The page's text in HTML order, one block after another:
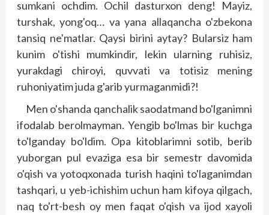
sumkani ochdim. Ochil dasturxon deng! Mayiz,
turshak, yong'oq… va yana allaqancha o'zbekona
tansiq ne'matlar. Qaysi birini aytay? Bularsiz ham
kunim o'tishi mumkindir, lekin ularning ruhisiz,
yurakdagi chiroyi, quvvati va totisiz mening
ruhoniyatim juda g'arib yurmaganmidi?!
Men o'shanda qanchalik saodatmand bo'lganimni
ifodalab berolmayman. Yengib bo'lmas bir kuchga
to'lganday bo'ldim. Opa kitoblarimni sotib, berib
yuborgan pul evaziga esa bir semestr davomida
o'qish va yotoqxonada turish haqini to'laganimdan
tashqari, u yeb-ichishim uchun ham kifoya qilgach,
naq to'rt-besh oy men faqat o'qish va ijod xayoli